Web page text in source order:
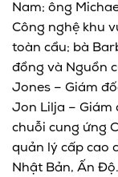
Nam; ông
Công nghệ khu
toàn cầu; bà
đồng và Nguồn
Jones – Giám
Jon Lilja – Giám
chuỗi cung ứng
quản lý cấp cao
Nhật Bản, Ấn Độ.